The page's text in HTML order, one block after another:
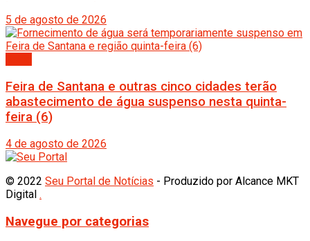
5 de agosto de 2026
Feira de Santana e outras cinco cidades terão
abastecimento de água suspenso nesta quinta-
feira (6)
4 de agosto de 2026
© 2022 Seu Portal de Notícias - Produzido por Alcance MKT
Digital .
Navegue por categorias